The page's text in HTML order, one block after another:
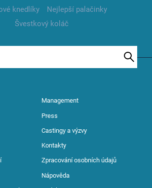
knedlíky
Nejlepší palačinky
Švestkový koláč
Management
Press
Castingy a výzvy
Kontakty
Zpracování osobních údajů
Nápověda